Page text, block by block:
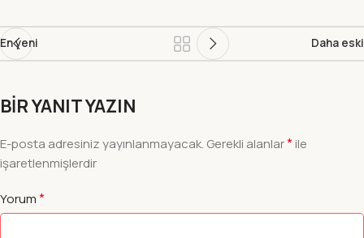
En yeni Daha eski
BIR YANIT YAZIN
E-posta adresiniz yayınlanmayacak. Gerekli alanlar*ile
işaretlenmişlerdir
Yorum*